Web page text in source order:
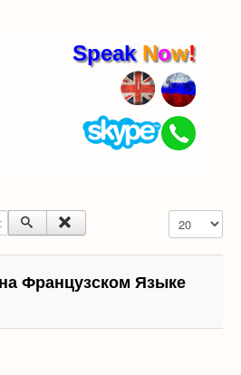
Speak Now!
Французском Языке